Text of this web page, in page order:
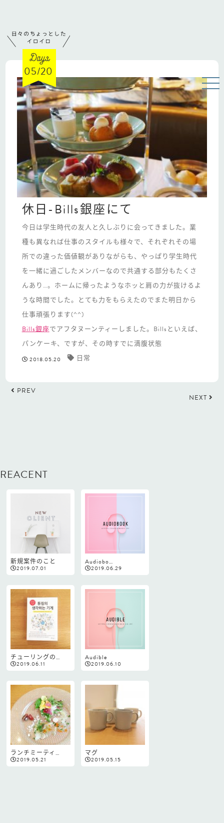
05/20
休日-Bills銀座にて
今日は学生時代の友人と久しぶりに会ってきました。業
種も異なれば仕事のスタイルも様々で、それぞれその場
所での違った価値観がありながらも、やっぱり学生時代
を一緒に過ごしたメンバーなので共通する部分もたくさ
んあり…。ホームに帰ったようなホッと肩の力が抜けるよ
うな時間でした。とても力をもらえたのでまた明日から
仕事頑張ります(^^)
Bills銀座でアフタヌーンティーしました。Billsといえば、
パンケーキ、ですが、その時すでに満腹状態
2018.05.20 日常
PREV
NEXT
REACENT
新規案件のこと
2019.07.01
Audiobo…
2019.06.29
チューリングの…
2019.06.11
Audible
2019.06.10
ランチミーティ…
2019.05.21
マグ
2019.05.15